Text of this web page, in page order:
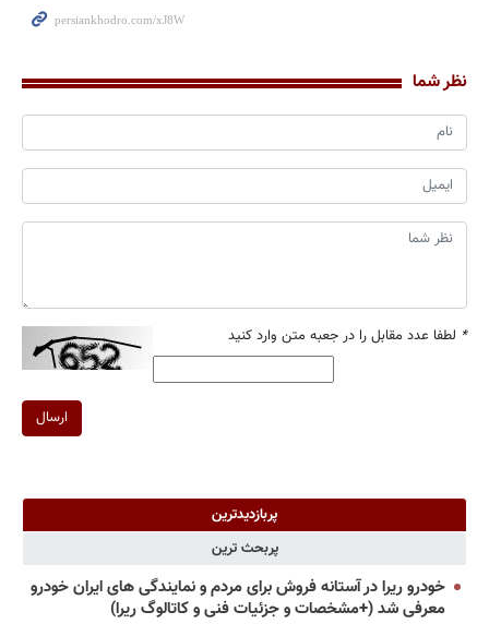
نظر شما
* لطفا عدد مقابل را در جعبه متن وارد کنید
ارسال
پربازدیدترین
پربحث ترین
خودرو ریرا در آستانه فروش برای مردم و نمایندگی های ایران خودرو
معرفی شد (+مشخصات و جزئیات فنی و کاتالوگ ریرا)